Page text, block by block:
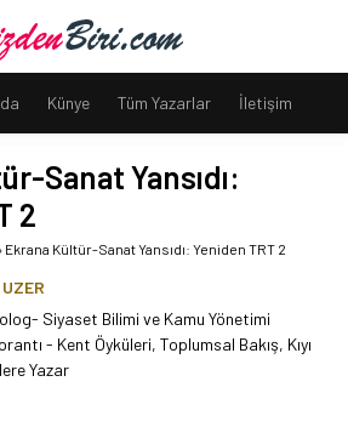
Künye Tüm Yazarlar İletişim
Sanat Yansıdı:
2
Ekrana Kültür-Sanat Yansıdı: Yeniden TRT 2
Siyaset Bilimi ve Kamu Yönetimi
- Kent Öyküleri, Toplumsal Bakış, Kıyı
Yazar